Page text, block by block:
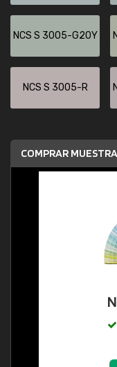
NCS S 3005-G20Y
NCS S 3005-R
COMPRAR